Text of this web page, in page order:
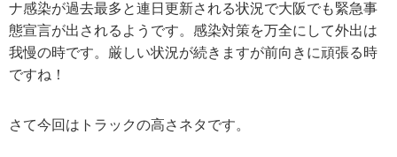
ナ感染が過去最多と連日更新される状況で大阪でも緊急事
態宣言が出されるようです。感染対策を万全にして外出は
我慢の時です。厳しい状況が続きますが前向きに頑張る時
ですね！
さて今回はトラックの高さネタです。